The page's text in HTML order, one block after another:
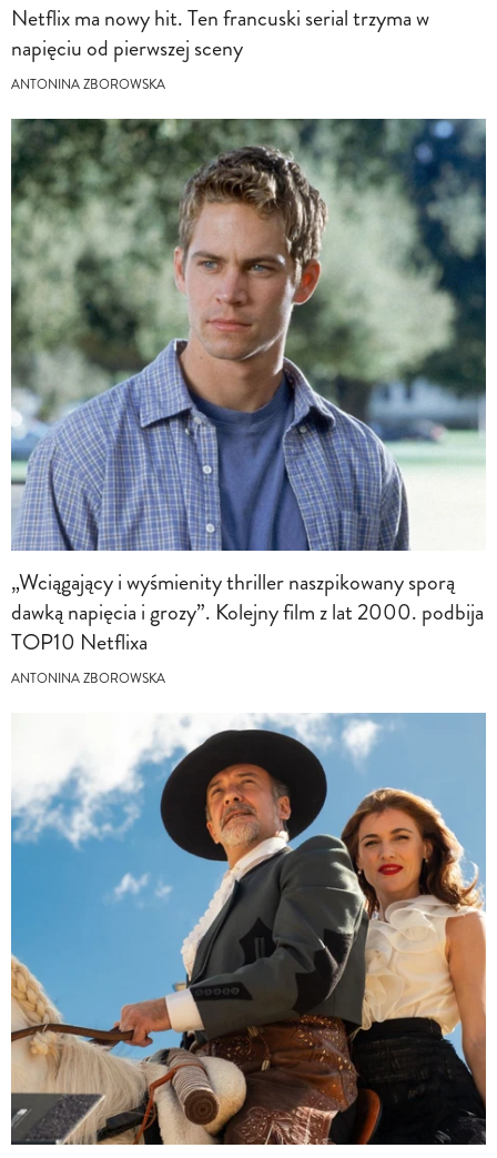
Netflix ma nowy hit. Ten francuski serial trzyma w
napięciu od pierwszej sceny
ANTONINA ZBOROWSKA
„Wciągający i wyśmienity thriller naszpikowany sporą
dawką napięcia i grozy”. Kolejny film z lat 2000. podbija
TOP10 Netflixa
ANTONINA ZBOROWSKA